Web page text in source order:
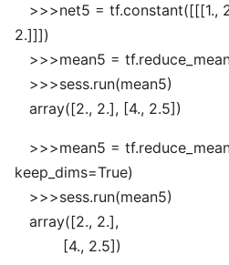
>>>net5 = tf.constant([[[1.,
2.]]])
>>>mean5 =
>>>sess.run(mean5)
array([2., 2.], [4., 2.5])
>>>mean5 =
keep_dims=True)
>>>sess.run(mean5)
array([2., 2.],
[4., 2.5])